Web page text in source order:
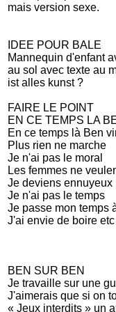
mais version sexe.
IDEE POUR BALE
Mannequin d'enfant
au sol avec texte au
ist alles kunst ?
FAIRE LE POINT
EN CE TEMPS LA
En ce temps là Ben
Plus rien ne marche
Je n'ai pas le moral
Les femmes ne
Je deviens ennuyeux
Je n'ai pas le temps
Je passe mon temps
J'ai envie de boire etc
BEN SUR BEN
Je travaille sur une
J'aimerais que si on
« Jeux interdits » un